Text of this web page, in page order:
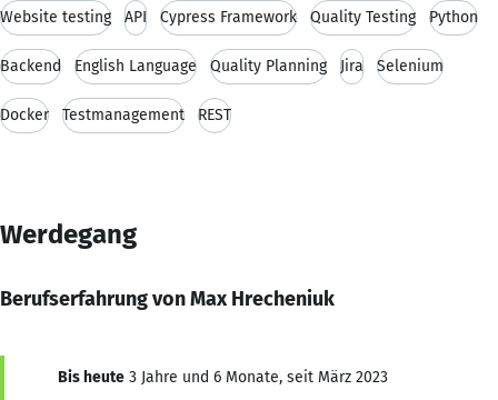
Website testing API Cypress Framework Quality Testing Python
Backend English Language Quality Planning Jira Selenium
Docker Testmanagement REST
Werdegang
Berufserfahrung von Max Hrecheniuk
Bis heute 3 Jahre und 6 Monate, seit März 2023